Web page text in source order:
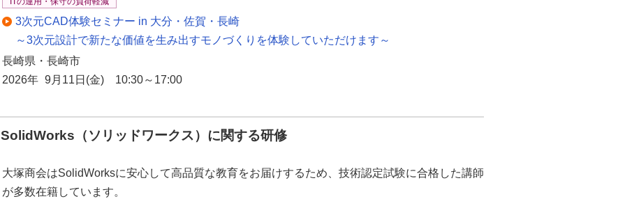
3次元CAD体験セミナー in 大分・佐賀・長崎
～3次元設計で新たな価値を生み出すモノづくりを体験していただけます～
長崎県・長崎市
2026年 9月11日(金) 10:30～17:00
SolidWorks（ソリッドワークス）に関する研修
大塚商会はSolidWorksに安心して高品質な教育をお届けするため、技術認定試験に合格した講師
が多数在籍しています。